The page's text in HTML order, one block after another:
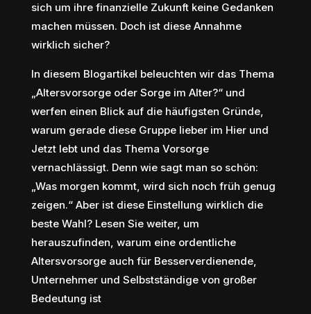
sich um ihre finanzielle Zukunft keine Gedanken
machen müssen. Doch ist diese Annahme
wirklich sicher?
In diesem Blogartikel beleuchten wir das Thema
„Altersvorsorge oder Sorge im Alter?“ und
werfen einen Blick auf die häufigsten Gründe,
warum gerade diese Gruppe lieber im Hier und
Jetzt lebt und das Thema Vorsorge
vernachlässigt. Denn wie sagt man so schön:
„Was morgen kommt, wird sich noch früh genug
zeigen.“ Aber ist diese Einstellung wirklich die
beste Wahl? Lesen Sie weiter, um
herauszufinden, warum eine ordentliche
Altersvorsorge auch für Besserverdienende,
Unternehmer und Selbstständige von großer
Bedeutung ist